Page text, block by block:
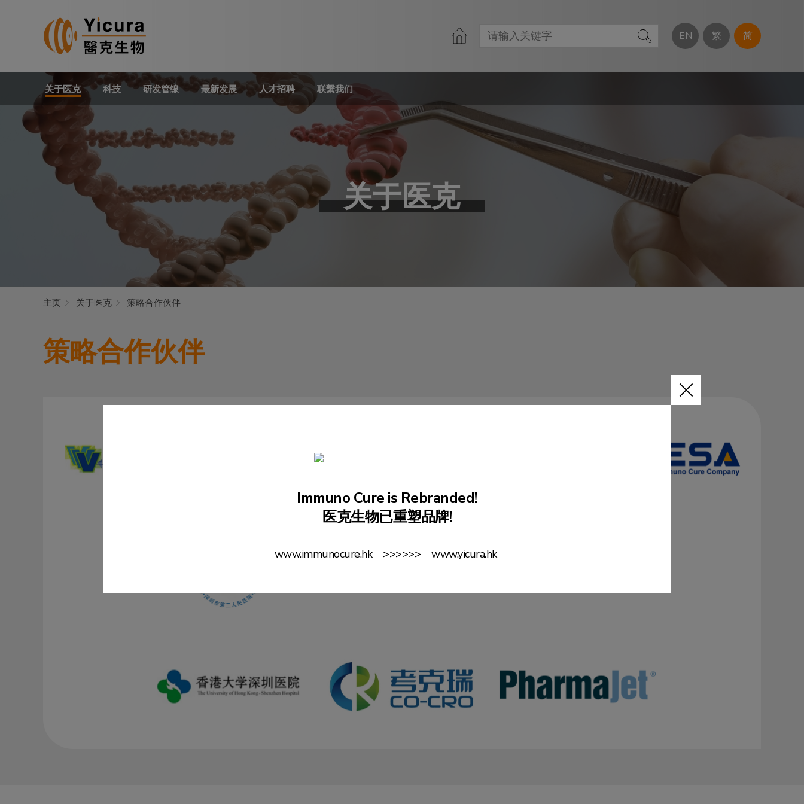
EN 繁 简
关于医克 科技 研发管缐 最新发展 人才招聘 联繫我们
关于医克
主页 关于医克 策略合作伙伴
策略合作伙伴
Immuno Cure is Rebranded!
医克生物已重塑品牌!
www.immunocure.hk >>>>>> www.yicura.hk